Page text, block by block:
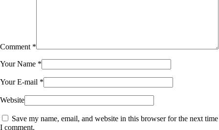
Comment *
Your Name *
Your E-mail *
Website
Save my name, email, and website in this browser for the next time
I comment.